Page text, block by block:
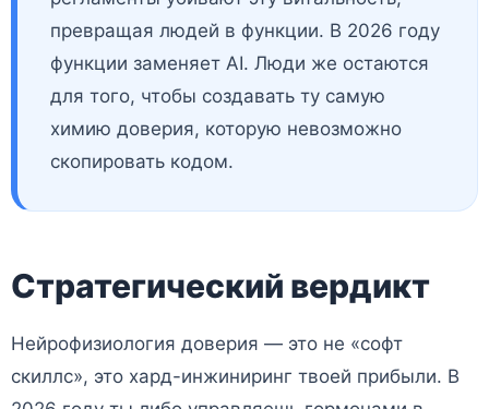
превращая людей в функции. В 2026 году
функции заменяет AI. Люди же остаются
для того, чтобы создавать ту самую
химию доверия, которую невозможно
скопировать кодом.
Стратегический вердикт
Нейрофизиология доверия — это не «софт
скиллс», это хард-инжиниринг твоей прибыли. В